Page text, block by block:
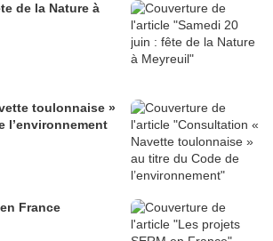
de la Nature à
toulonnaise »
l’environnement
France